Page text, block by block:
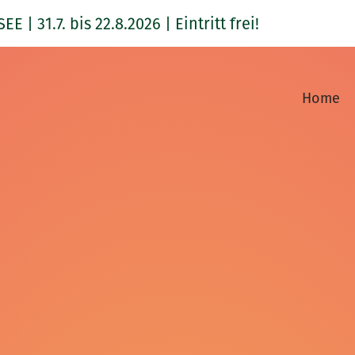
| 31.7. bis 22.8.2026 | Eintritt frei!
Home